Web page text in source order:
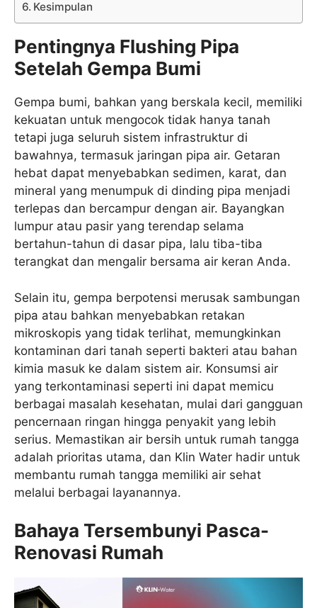
Kesimpulan
Pentingnya Flushing Pipa
Setelah Gempa Bumi
Gempa bumi, bahkan yang berskala kecil, memiliki
kekuatan untuk mengocok tidak hanya tanah
tetapi juga seluruh sistem infrastruktur di
bawahnya, termasuk jaringan pipa air. Getaran
hebat dapat menyebabkan sedimen, karat, dan
mineral yang menumpuk di dinding pipa menjadi
terlepas dan bercampur dengan air. Bayangkan
lumpur atau pasir yang terendap selama
bertahun-tahun di dasar pipa, lalu tiba-tiba
terangkat dan mengalir bersama air keran Anda.
Selain itu, gempa berpotensi merusak sambungan
pipa atau bahkan menyebabkan retakan
mikroskopis yang tidak terlihat, memungkinkan
kontaminan dari tanah seperti bakteri atau bahan
kimia masuk ke dalam sistem air. Konsumsi air
yang terkontaminasi seperti ini dapat memicu
berbagai masalah kesehatan, mulai dari gangguan
pencernaan ringan hingga penyakit yang lebih
serius. Memastikan air bersih untuk rumah tangga
adalah prioritas utama, dan Klin Water hadir untuk
membantu rumah tangga memiliki air sehat
melalui berbagai layanannya.
Bahaya Tersembunyi Pasca-
Renovasi Rumah